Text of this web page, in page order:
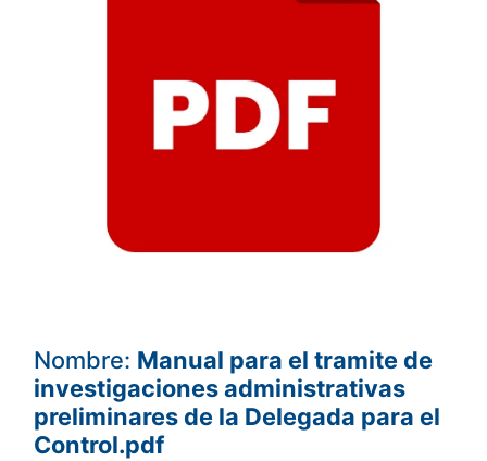
Nombre: Manual para el tramite de
investigaciones administrativas
preliminares de la Delegada para el
Control.pdf